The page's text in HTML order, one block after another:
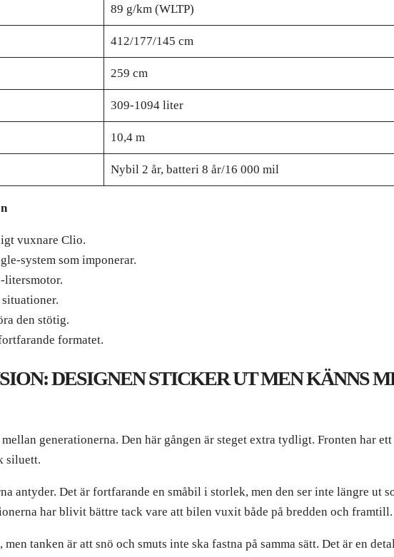
89 g/km (WLTP)
412/177/145 cm
259 cm
309-1094 liter
10,4 m
Nybil 2 år, batteri 8 år/16 000 mil
vuxnare Clio.
system som imponerar.
litersmotor.
den stötig.
formatet.
DESIGNEN STICKER UT MEN KÄNNS
generationerna. Den här gången är steget extra tydligt. Fronten har
siluett.
antyder. Det är fortfarande en småbil i storlek, men den ser inte längre ut
har blivit bättre tack vare att bilen vuxit både på bredden och framtill.
tanken är att snö och smuts inte ska fastna på samma sätt. Det är en